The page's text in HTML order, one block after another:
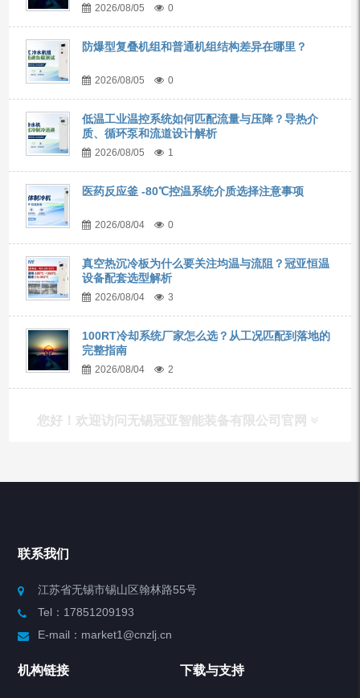
2026/08/05 0
防爆型复叠机组和普通机组结构差异在哪里？
2026/08/05 0
低温工业温控系统如何匹配流量与压降？导热介
质、循环泵和流道设计解析
2026/08/05 1
医药反应釜 -80℃控温系统介质选择注意事项
2026/08/04 0
真空热沉冷板为什么要关注均温与流阻？冠亚恒温
设备配套选型解析
2026/08/04 3
100RT冷却系统厂家怎么选？从工况匹配到落地的
完整指南
2026/08/04 2
您好！欢迎访问无锡冠亚智能装备有限公司官网
产品列表
制冷加热动态控温系统
联系我们
江苏省无锡市锡山区翰林路55号
Tel：17851209193
E-mail：market1@cnzlj.cn
机构链接 下载与支持